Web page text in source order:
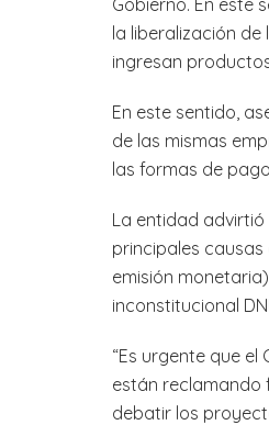
la liberalización
ingresan
En este sentido,
de las mismas
las formas de
La entidad advirtió
principales
emisión
inconstitucional
“Es urgente que
están reclamando
debatir los